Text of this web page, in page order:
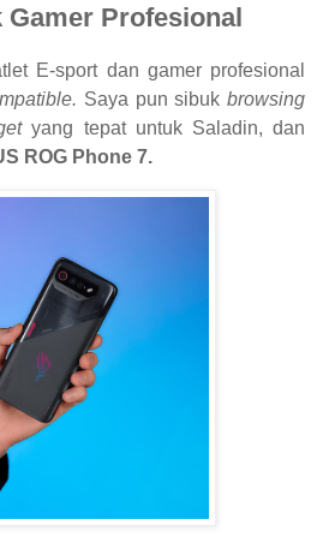
Gamer Profesional
E-sport dan gamer profesional
Saya pun sibuk browsing
yang tepat untuk Saladin, dan
ROG Phone 7.